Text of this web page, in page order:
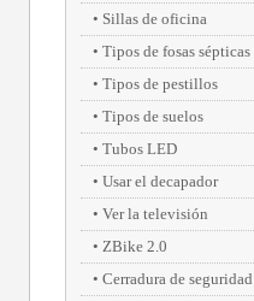
Sillas de oficina
Tipos de fosas sépticas
Tipos de pestillos
Tipos de suelos
Tubos LED
Usar el decapador
Ver la televisión
ZBike 2.0
Cerradura de seguridad